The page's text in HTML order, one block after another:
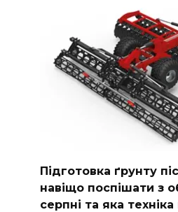
Підготовка ґрунту
навіщо поспішати з
серпні та яка